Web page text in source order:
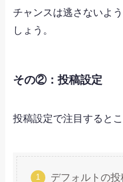
チャンスは逃さないよ
しょう。
その②：投稿設定
投稿設定で注目すると
デフォルトの